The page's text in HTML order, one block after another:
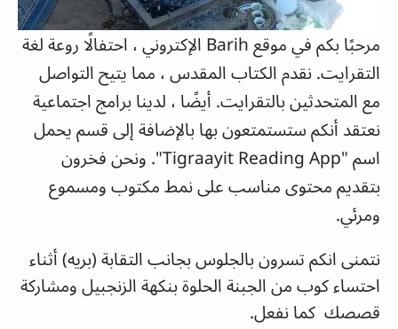
مرحبًا بكم في موقع Barih الإكتروني ، احتفالًا روعة لغة
التقرايت. نقدم الكتاب المقدس ، مما يتيح التواصل
مع المتحدثين بالتقرايت. أيضًا ، لدينا برامج اجتماعية
نعتقد أنكم ستستمتعون بها بالإضافة إلى قسم يحمل
اسم "Tigraayit Reading App".
ونحن فخرون
بتقديم محتوى مناسب على نمط مكتوب ومسموع
ومرئي.
نتمنى انكم تسرون بالجلوس بجانب التقابة (بريه) أثناء
احتساء كوب من الجبنة الحلوة بنكهة الزنجبيل ومشاركة
قصصك كما نفعل.